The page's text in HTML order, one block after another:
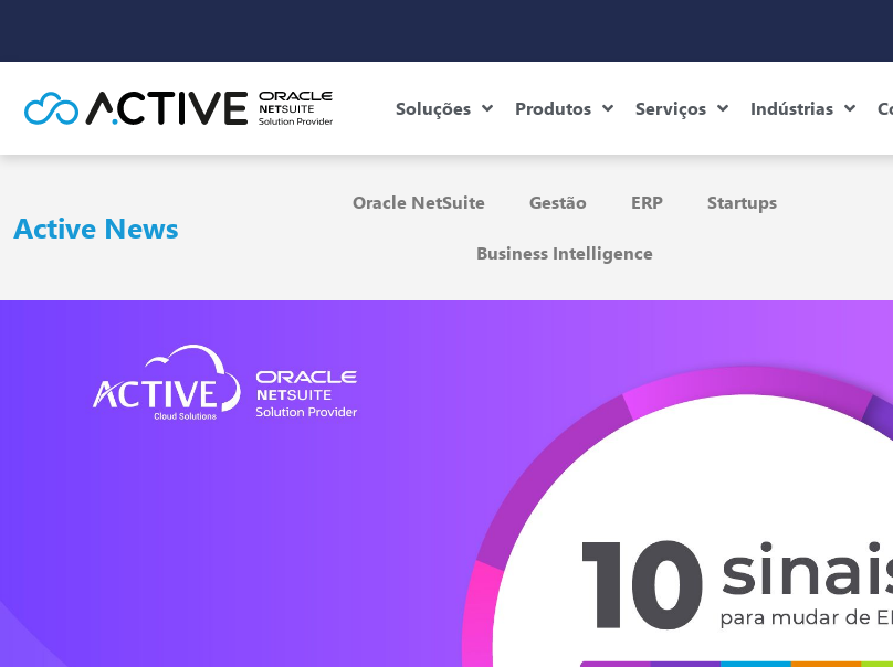
Soluções Produtos Serviços Indústrias
Active News
Oracle NetSuite Gestão ERP Startups
Business Intelligence